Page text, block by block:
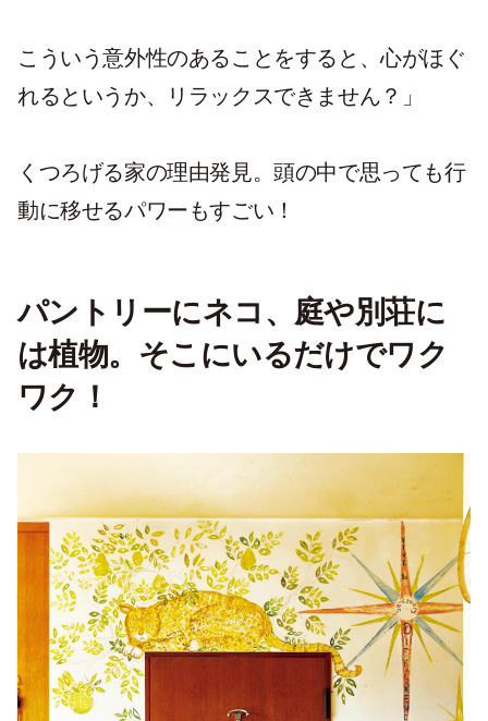
こういう意外性のあることをすると、心がほぐ
れるというか、リラックスできません？」
くつろげる家の理由発見。頭の中で思っても行
動に移せるパワーもすごい！
パントリーにネコ、庭や別荘に
は植物。そこにいるだけでワク
ワク！